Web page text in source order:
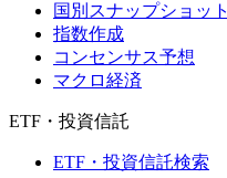
国別スナップショット
指数作成
コンセンサス予想
マクロ経済
ETF・投資信託
ETF・投資信託検索